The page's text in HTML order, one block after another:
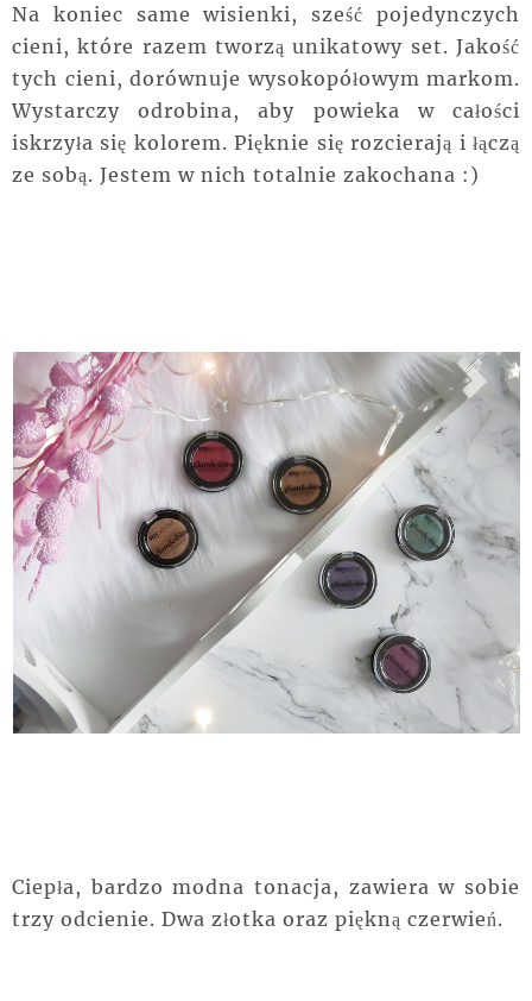
Na koniec same wisienki, sześć pojedynczych
cieni, które razem tworzą unikatowy set. Jakość
tych cieni, dorównuje wysokopółowym markom.
Wystarczy odrobina, aby powieka w całości
iskrzyła się kolorem. Pięknie się rozcierają i łączą
ze sobą. Jestem w nich totalnie zakochana :)
Ciepła, bardzo modna tonacja, zawiera w sobie
trzy odcienie. Dwa złotka oraz piękną czerwień.